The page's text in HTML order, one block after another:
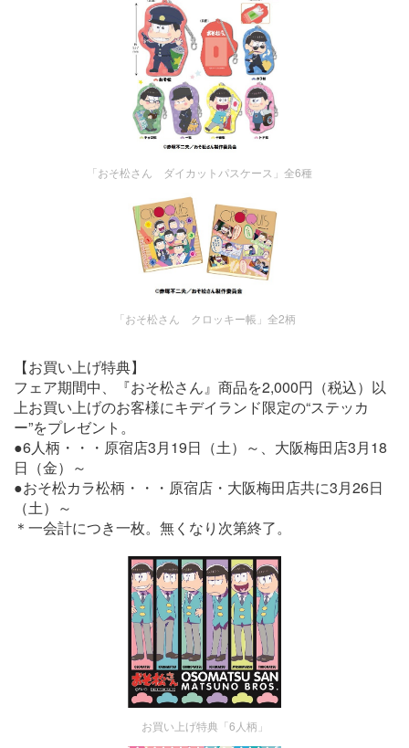
「おそ松さん ダイカットパスケース」全6種
「おそ松さん クロッキー帳」全2柄
【お買い上げ特典】
フェア期間中、『おそ松さん』商品を2,000円（税込）以
上お買い上げのお客様にキデイランド限定の“ステッカ
ー”をプレゼント。
●6人柄・・・原宿店3月19日（土）～、大阪梅田店3月18
日（金）～
●おそ松カラ松柄・・・原宿店・大阪梅田店共に3月26日
（土）～
＊一会計につき一枚。無くなり次第終了。
お買い上げ特典「6人柄」